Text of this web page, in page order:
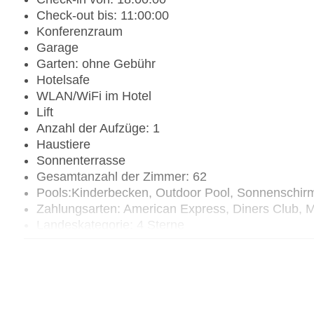
Check-out bis: 11:00:00
Konferenzraum
Garage
Garten: ohne Gebühr
Hotelsafe
WLAN/WiFi im Hotel
Lift
Anzahl der Aufzüge: 1
Haustiere
Sonnenterrasse
Gesamtanzahl der Zimmer: 62
Pools:Kinderbecken, Outdoor Pool,
Zahlungsarten: American Express, Diners Club,